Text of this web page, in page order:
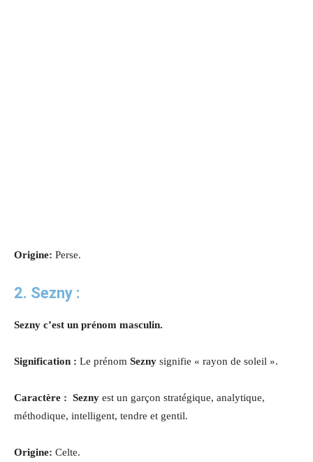
Origine: Perse.
2. Sezny :
Sezny c’est un prénom masculin.
Signification : Le prénom Sezny signifie « rayon de soleil ».
Caractère : Sezny est un garçon stratégique, analytique,
méthodique, intelligent, tendre et gentil.
Origine: Celte.